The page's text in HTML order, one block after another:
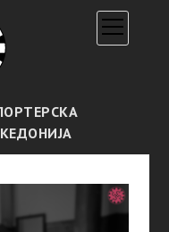
open
menu